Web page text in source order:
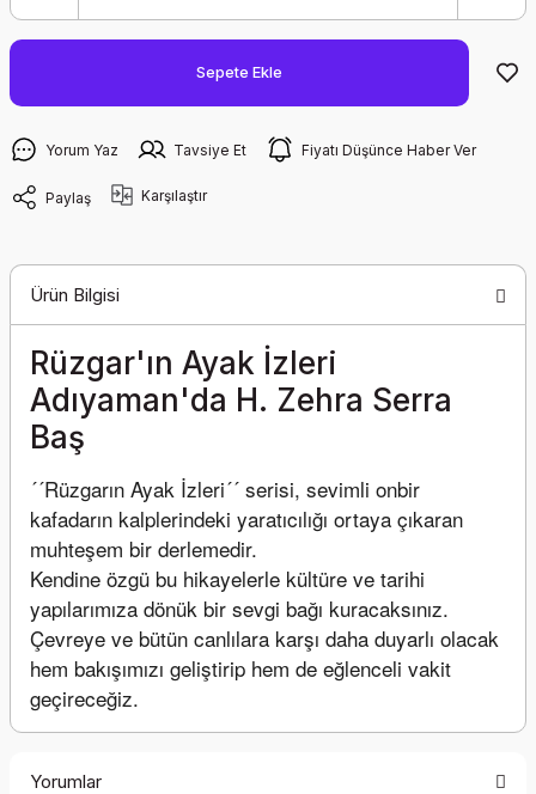
Sepete Ekle
Yorum Yaz Tavsiye Et Fiyatı Düşünce Haber Ver
Paylaş Karşılaştır
Ürün Bilgisi
Rüzgar'ın Ayak İzleri
Adıyaman'da H. Zehra Serra
Baş
´´Rüzgarın Ayak İzleri´´ serisi, sevimli onbir
kafadarın kalplerindeki yaratıcılığı ortaya çıkaran
muhteşem bir derlemedir.
Kendine özgü bu hikayelerle kültüre ve tarihi
yapılarımıza dönük bir sevgi bağı kuracaksınız.
Çevreye ve bütün canlılara karşı daha duyarlı olacak
hem bakışımızı geliştirip hem de eğlenceli vakit
geçireceğiz.
Yorumlar